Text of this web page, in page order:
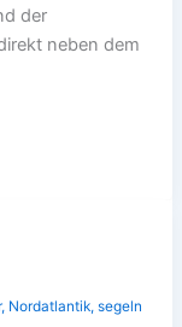
der
neben dem
, Nordatlantik, segeln